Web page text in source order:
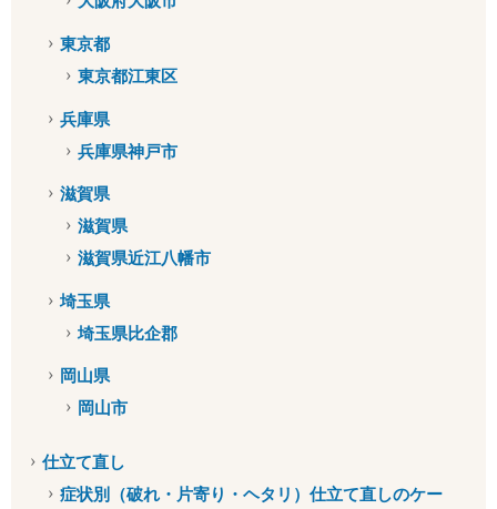
東京都
東京都江東区
兵庫県
兵庫県神戸市
滋賀県
滋賀県
滋賀県近江八幡市
埼玉県
埼玉県比企郡
岡山県
岡山市
仕立て直し
症状別（破れ・片寄り・ヘタリ）仕立て直しのケー